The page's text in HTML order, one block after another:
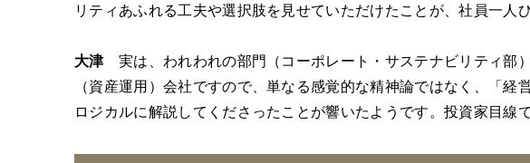
リティあふれる工夫や選択肢を見せていただけたことが、社員一人
大津実は、われわれの部門（コーポレート・サステナビリティ部
（資産運用）会社ですので、単なる感覚的な精神論ではなく、「
ロジカルに解説してくださったことが響いたようです。投資家目線